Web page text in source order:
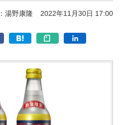
湯野康隆 2022年11月30日 17:00